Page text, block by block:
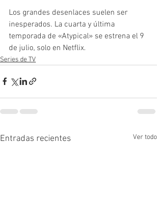
Los grandes desenlaces suelen ser
inesperados. La cuarta y última
temporada de «Atypical» se estrena el 9
de julio, solo en Netflix.
Series de TV
Entradas recientes Ver todo